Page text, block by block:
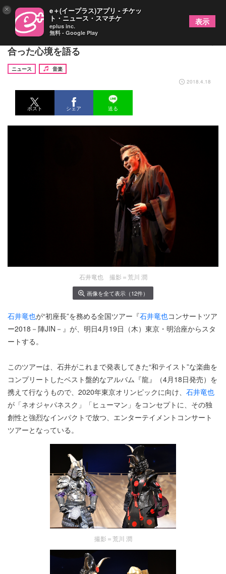
石井竜也 明治座での初座長公演を前に“和”と向き
合った心境を語る
ニュース
音楽
2018.4.18
ポスト シェア 送る
石井竜也 撮影＝荒川 潤
画像を全て表示（12件）
石井竜也が“初座長”を務める全国ツアー『石井竜也コンサートツア
ー2018－陣JIN－』が、明日4月19日（木）東京・明治座からスタ
ートする。
このツアーは、石井がこれまで発表してきた“和テイスト”な楽曲を
コンプリートしたベスト盤的なアルバム『龍』（4月18日発売）を
携えて行なうもので、2020年東京オリンピックに向け、 石井竜也
が「ネオジャパネスク」「ヒューマン」をコンセプトに、その独
創性と強烈なインパクトで放つ、エンターテイメントコンサート
ツアーとなっている。
撮影＝荒川 潤
× e＋(イープラス)アプリ - チケッ
ト・ニュース・スマチケ
eplus inc.
無料 - Google Play
表示